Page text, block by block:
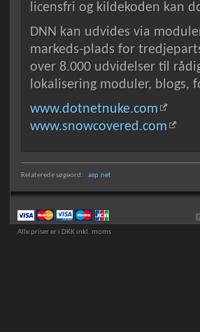
licensfri og kildekoden kan
DNN kan udvides via
markeds-plads for
over 8.000 udvidelser til
lokalisering moduler, blogs,
www.dotnetnuke.com
www.snowcovered.com
Relaterede søgeord: asp.net
Alle priser er i DKK inkl. moms